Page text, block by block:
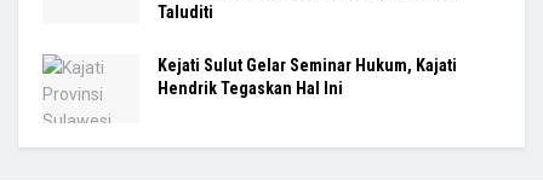
Taluditi
Kejati Sulut Gelar Seminar Hukum, Kajati
Hendrik Tegaskan Hal Ini